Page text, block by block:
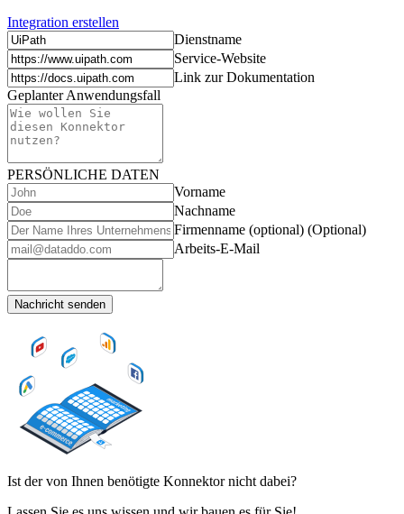
Integration erstellen
Dienstname
Service-Website
Link zur Dokumentation
Geplanter Anwendungsfall
PERSÖNLICHE DATEN
Vorname
Nachname
Firmenname (optional) (Optional)
Arbeits-E-Mail
Nachricht senden
Ist der von Ihnen benötigte Konnektor nicht dabei?